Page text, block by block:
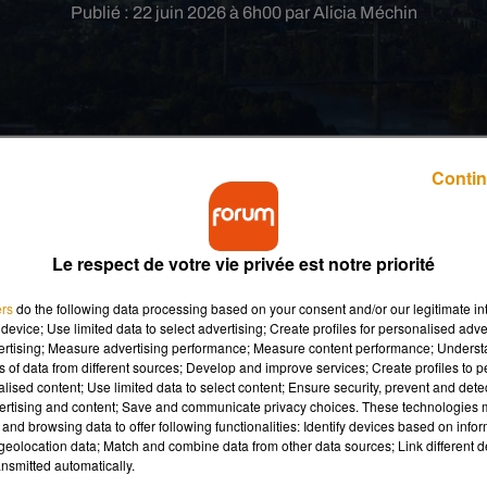
Publié : 22 juin 2026 à 6h00 par Alicia Méchin
étape majeure dans sa transition écologique.
de décarbonation vient de lancer une usine capable de
de carbone capturé dans l’atmosphère. Une innovation qui
aérien.
baptisée AirPlant One a été développée par la société
industriels. Son objectif est de fabriquer un carburant
issue de sources renouvelables. Contrairement au kérosène
grâce à un procédé chimique innovant.
Le respect de votre vie privée est notre priorité
do the following data processing based on your consent and/or our legitimate
Use limited data to select advertising; Create profiles for personalised
Measure advertising performance; Measure content performance;
of data from different sources; Develop and improve services; Create profiles to
content; Use limited data to select content; Ensure security, prevent and
and content; Save and communicate privacy choices. These technologies
browsing data to offer following functionalities: Identify devices based on
data; Match and combine data from other data sources; Link different
automatically.